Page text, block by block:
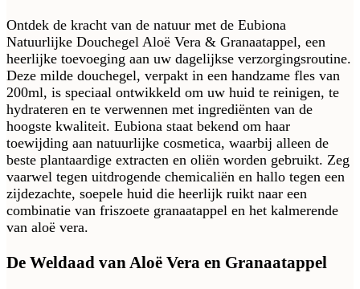
Ontdek de kracht van de natuur met de Eubiona
Natuurlijke Douchegel Aloë Vera & Granaatappel, een
heerlijke toevoeging aan uw dagelijkse verzorgingsroutine.
Deze milde douchegel, verpakt in een handzame fles van
200ml, is speciaal ontwikkeld om uw huid te reinigen, te
hydrateren en te verwennen met ingrediënten van de
hoogste kwaliteit. Eubiona staat bekend om haar
toewijding aan natuurlijke cosmetica, waarbij alleen de
beste plantaardige extracten en oliën worden gebruikt. Zeg
vaarwel tegen uitdrogende chemicaliën en hallo tegen een
zijdezachte, soepele huid die heerlijk ruikt naar een
combinatie van friszoete granaatappel en het kalmerende
van aloë vera.
De Weldaad van Aloë Vera en Granaatappel